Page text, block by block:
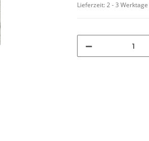
Lieferzeit:2 - 3 Werktage